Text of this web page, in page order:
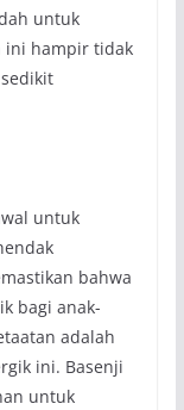
untuk
ini hampir tidak
untuk
bahwa
bagi anak-
adalah
ini. Basenji
untuk